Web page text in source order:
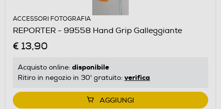
ACCESSORI FOTOGRAFIA
REPORTER - 99558 Hand Grip Galleggiante
€ 13,90
Acquisto online: disponibile
Ritiro in negozio in 30' gratuito: verifica
AGGIUNGI